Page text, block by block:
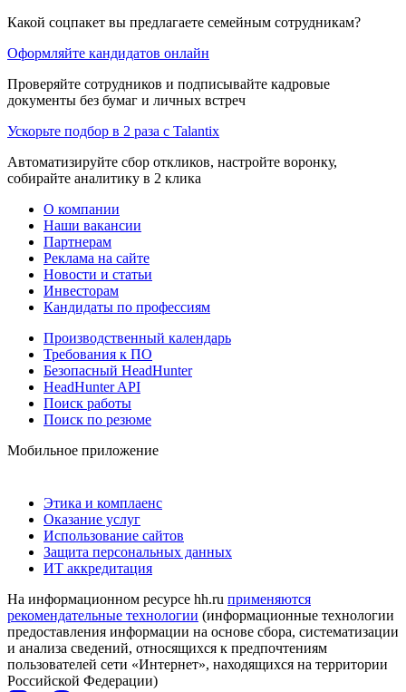
Какой соцпакет вы предлагаете семейным сотрудникам?
Оформляйте кандидатов онлайн
Проверяйте сотрудников и подписывайте кадровые
документы без бумаг и личных встреч
Ускорьте подбор в 2 раза с Talantix
Автоматизируйте сбор откликов, настройте воронку,
собирайте аналитику в 2 клика
О компании
Наши вакансии
Партнерам
Реклама на сайте
Новости и статьи
Инвесторам
Кандидаты по профессиям
Производственный календарь
Требования к ПО
Безопасный HeadHunter
HeadHunter API
Поиск работы
Поиск по резюме
Мобильное приложение
Этика и комплаенс
Оказание услуг
Использование сайтов
Защита персональных данных
ИТ аккредитация
На информационном ресурсе hh.ru применяются
рекомендательные технологии (информационные технологии
предоставления информации на основе сбора, систематизации
и анализа сведений, относящихся к предпочтениям
пользователей сети «Интернет», находящихся на территории
Российской Федерации)